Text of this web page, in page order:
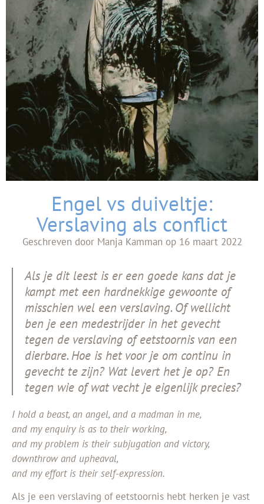
Engel vs duiveltje:
Verslaving als conflict
Geschreven doorManja Kamman op 16 maart 2022
Als je dit leest is er een goede kans dat je
kampt met een hardnekkige gewoonte of
misschien wel een verslaving. Of wellicht
ben je een medestrijder in het gevecht
tegen de verslaving of eetstoornis van een
dierbare. Hoe is het voor je om continu in
gevecht te zijn? Wat levert het je op? En
tegen wie of wat vecht je eigenlijk precies?
I hold a beast, an angel, and a madman in me,
and my enquiry is as to their working,
and my problem is their subjugation and victory,
downthrow and upheaval,
and my effort is their self-expression.
Als je een verslaving of eetstoornis hebt herken je vast